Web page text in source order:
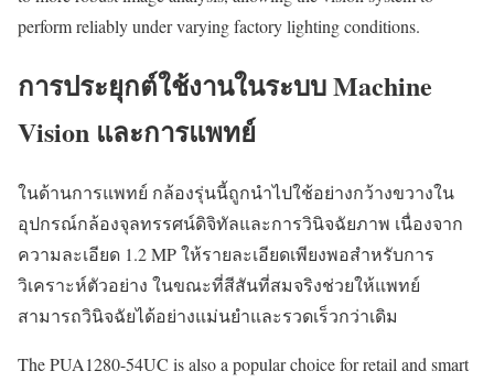
perform reliably under varying factory lighting conditions.
การประยุกต์ใช้งานในระบบ Machine
Vision และการแพทย์
ในด้านการแพทย์ กล้องรุ่นนี้ถูกนำไปใช้อย่างกว้างขวางใน
อุปกรณ์กล้องจุลทรรศน์ดิจิทัลและการวินิจฉัยภาพ เนื่องจาก
ความละเอียด 1.2 MP ให้รายละเอียดเพียงพอสำหรับการ
วิเคราะห์ตัวอย่าง ในขณะที่สีสันที่สมจริงช่วยให้แพทย์
สามารถวินิจฉัยได้อย่างแม่นยำและรวดเร็วกว่าเดิม
The PUA1280-54UC is also a popular choice for retail and smart